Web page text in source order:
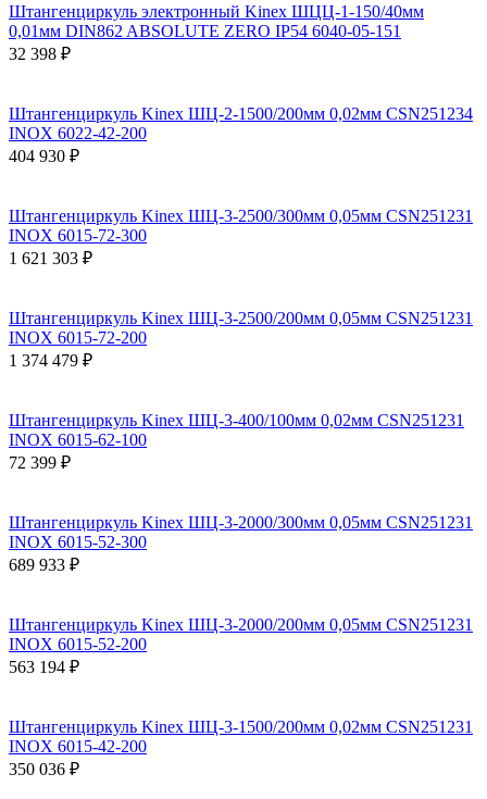
Штангенциркуль электронный Kinex ШЦЦ-1-150/40мм
0,01мм DIN862 ABSOLUTE ZERO IP54 6040-05-151
32 398 ₽
Штангенциркуль Kinex ШЦ-2-1500/200мм 0,02мм СSN251234
INOX 6022-42-200
404 930 ₽
Штангенциркуль Kinex ШЦ-3-2500/300мм 0,05мм СSN251231
INOX 6015-72-300
1 621 303 ₽
Штангенциркуль Kinex ШЦ-3-2500/200мм 0,05мм СSN251231
INOX 6015-72-200
1 374 479 ₽
Штангенциркуль Kinex ШЦ-3-400/100мм 0,02мм СSN251231
INOX 6015-62-100
72 399 ₽
Штангенциркуль Kinex ШЦ-3-2000/300мм 0,05мм СSN251231
INOX 6015-52-300
689 933 ₽
Штангенциркуль Kinex ШЦ-3-2000/200мм 0,05мм СSN251231
INOX 6015-52-200
563 194 ₽
Штангенциркуль Kinex ШЦ-3-1500/200мм 0,02мм СSN251231
INOX 6015-42-200
350 036 ₽